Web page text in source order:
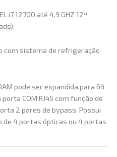
i7 12700 até 4,9 GHZ 12ª
com sistema de refrigeração
pode ser expandida para 64
COM RJ45 com função de
2 pares de bypass. Possui
de 4 portas ópticas ou 4 portas